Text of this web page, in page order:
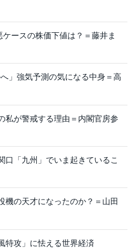
ースの株価下値は？＝藤井ま
」強気予測の気になる中身＝高
私が警戒する理由＝内閣官房参
口「九州」でいま起きているこ
機の天才になったのか？＝山田
特攻」に怯える世界経済